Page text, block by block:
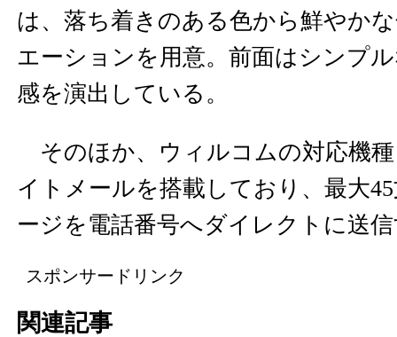
は、落ち着きのある色から鮮やか
エーションを用意。前面はシンプ
感を演出している。
そのほか、ウィルコムの対応機
イトメールを搭載しており、最大
ージを電話番号へダイレクトに送
スポンサードリンク
関連記事